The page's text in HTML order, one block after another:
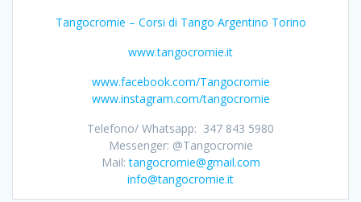
Tangocromie – Corsi di Tango Argentino Torino
www.tangocromie.it
www.facebook.com/Tangocromie
www.instagram.com/tangocromie
Telefono/ Whatsapp: 347 843 5980
Messenger: @Tangocromie
Mail:tangocromie@gmail.com
info@tangocromie.it